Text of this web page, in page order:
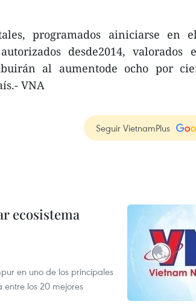
programados ainiciarse en
desde2014, valorados
al aumentode ocho por
VNA
Seguir VietnamPlus
ecosistema
en uno de los principales
entre los 20 mejores